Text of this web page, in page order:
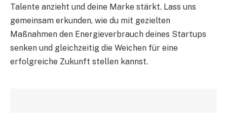
Talente anzieht und deine Marke stärkt. Lass uns
gemeinsam erkunden, wie du mit gezielten
Maßnahmen den Energieverbrauch deines Startups
senken und gleichzeitig die Weichen für eine
erfolgreiche Zukunft stellen kannst.